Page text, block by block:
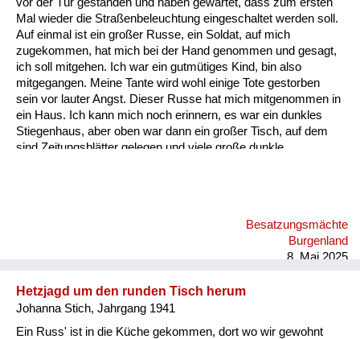
Mal wieder die Straßenbeleuchtung eingeschaltet werden soll.
Auf einmal ist ein großer Russe, ein Soldat, auf mich
zugekommen, hat mich bei der Hand genommen und gesagt,
ich soll mitgehen. Ich war ein gutmütiges Kind, bin also
mitgegangen. Meine Tante wird wohl einige Tote gestorben
sein vor lauter Angst. Dieser Russe hat mich mitgenommen in
ein Haus. Ich kann mich noch erinnern, es war ein dunkles
Stiegenhaus, aber oben war dann ein großer Tisch, auf dem
sind Zeitungsblätter gelegen und viele große dunkle
Besatzungsmächte
Burgenland
8. Mai 2025
Hetzjagd um den runden Tisch herum
Johanna Stich, Jahrgang 1941
Ein Russ' ist in die Küche gekommen, dort wo wir gewohnt